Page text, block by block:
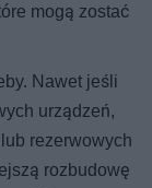
mogą zostać
Nawet jeśli
urządzeń,
rezerwowych
rozbudowę